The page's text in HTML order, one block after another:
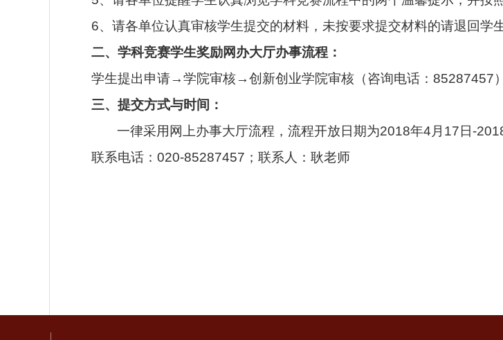
6、请各单位认真审核学生提交的材料，未按要求提交材料的请退回学
二、学科竞赛学生奖励网办大厅办事流程 ：
学生提出申请→学院审核→创新创业学院审核（咨询电话：85287457
三、 提交方式与时间：
一律采用网上办事大厅流程，流程开放日期为2018年4月17日-
联系电话： 020-85287457；联系人：耿老师